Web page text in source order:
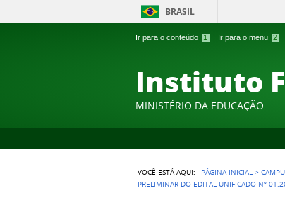
Ir para o conteúdo 1 Ir para o menu 2
BRASIL
Instituto
MINISTÉRIO DA EDUCAÇÃO
VOCÊ ESTÁ AQUI: PÁGINA INICIAL >
PRELIMINAR DO EDITAL UNIFICADO Nº